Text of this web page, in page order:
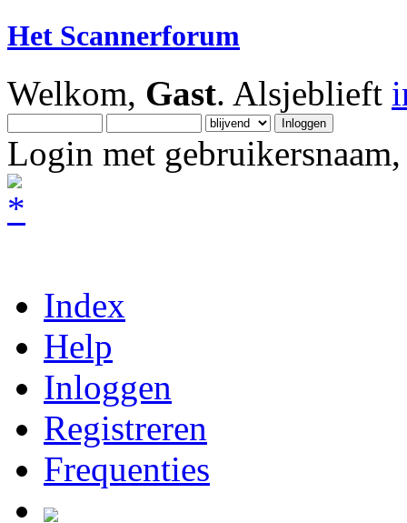
Het Scannerforum
Welkom, Gast. Alsjeblieft
Login met
Index
Help
Inloggen
Registreren
Frequenties